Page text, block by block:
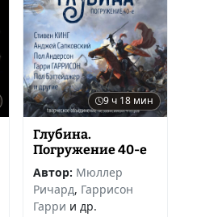
9 ч 18 мин
Глубина.
Погружение 40-е
Автор: Мюллер
Ричард, Гаррисон
Гарри и др.